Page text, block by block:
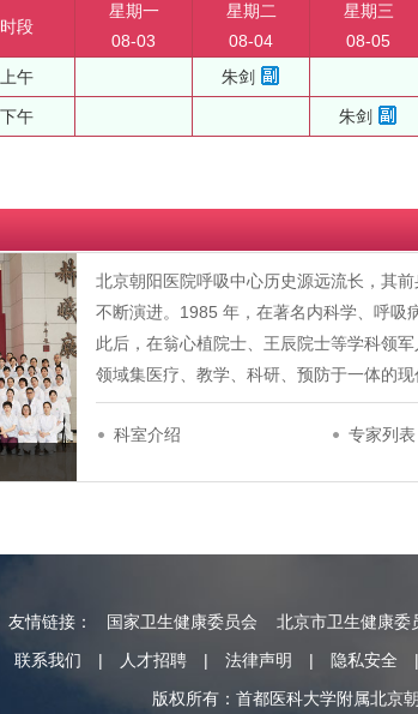
时段
星期一
08-03
星期二
08-04
星期三
08-05
上午 朱剑
下午 朱剑
北京朝阳医院呼吸中心历史源远流长，其
不断演进。1985 年，在著名内科学、呼吸
此后，在翁心植院士、王辰院士等学科领
领域集医疗、教学、科研、预防于一体的
科室介绍 专家列表
友情链接： 国家卫生健康委员会 北京市卫生健康委
联系我们
| 人才招聘 | 法律声明 | 隐私安全 |
版权所有：首都医科大学附属北京